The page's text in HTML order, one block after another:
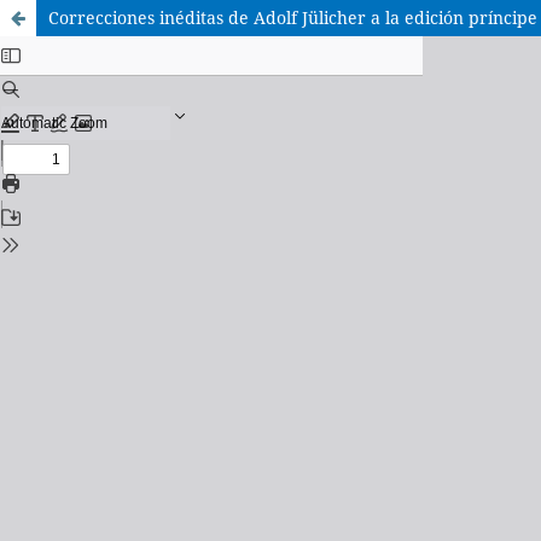
Correcciones inéditas de Adolf Jülicher a la edición